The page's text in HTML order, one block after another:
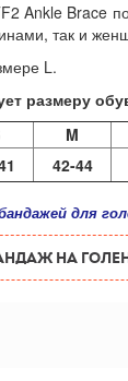
Ankle Brace
так и
L.
размеру
M
42-44
для
на